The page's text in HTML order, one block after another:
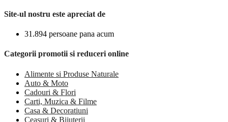
Site-ul nostru este apreciat de
31.894 persoane pana acum
Categorii promotii si reduceri online
Alimente si Produse Naturale
Auto & Moto
Cadouri & Flori
Carti, Muzica & Filme
Casa & Decoratiuni
Ceasuri & Bijuterii